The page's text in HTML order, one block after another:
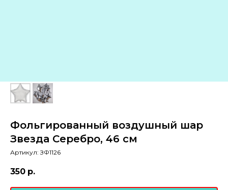
Фольгированный воздушный шар
Звезда Серебро, 46 см
Артикул:ЗФ1126
350 р.